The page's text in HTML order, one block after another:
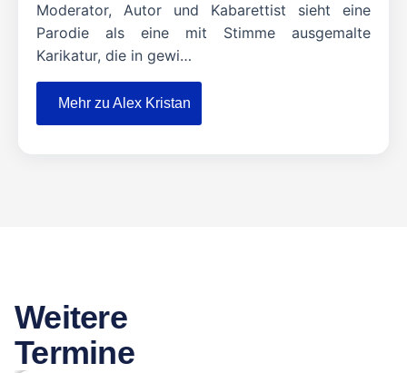
Moderator, Autor und Kabarettist sieht eine
Parodie als eine mit Stimme ausgemalte
Karikatur, die in gewi…
Mehr zu Alex Kristan
Weitere
Termine